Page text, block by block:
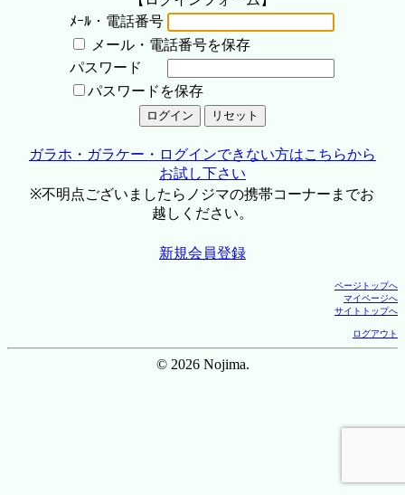
ﾒｰﾙ・電話番号
メール・電話番号を保存
パスワード
パスワードを保存
ガラホ・ガラケー・ログインできない方はこちらから
お試し下さい
※不明点ございましたらノジマの携帯コーナーまでお
越しください。
新規会員登録
ページトップへ
マイページへ
サイトトップへ
ログアウト
© 2026 Nojima.